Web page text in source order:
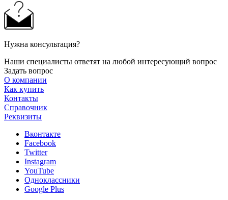
Нужна консультация?
Наши специалисты ответят на любой интересующий вопрос
Задать вопрос
О компании
Как купить
Контакты
Справочник
Реквизиты
Вконтакте
Facebook
Twitter
Instagram
YouTube
Одноклассники
Google Plus